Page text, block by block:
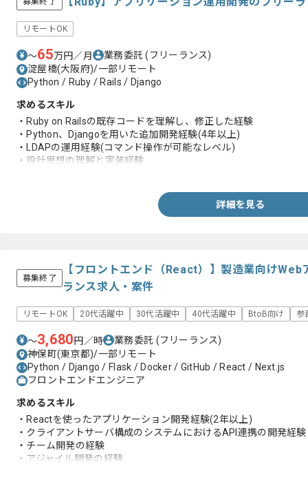
リモートOK
〜65万円／月 業務委託(フリーランス)
淀屋橋(大阪府)/一部リモート
Python / Ruby / Rails / Django
求めるスキル
・Ruby on Railsの既存コードを理解し、修正した経験
・Python、Djangoを用いた追加開発経験(4年以上)
・LDAPの運用経験(コマンド操作が可能なレベル)
・設計思想の理解と実装経験
詳細を見る
募集終了
【フロントエンド（React）】製造業向けWeb
ランス求人・案件
リモートOK 20代活躍中 30代活躍中 40代活躍中 BtoB向け 参
〜3,680円／時 業務委託 (フリーランス)
神保町(東京都)/一部リモート
Python / Django / Flask / Docker / GitHub / React / Next.js
フロントエンドエンジニア
求めるスキル
・Reactを使ったアプリケーション開発経験(2年以上)
・クライアントサーバ構成のシステムにおけるAPI連携の開発経験
・チーム開発の経験
・アジャイル開発の経験